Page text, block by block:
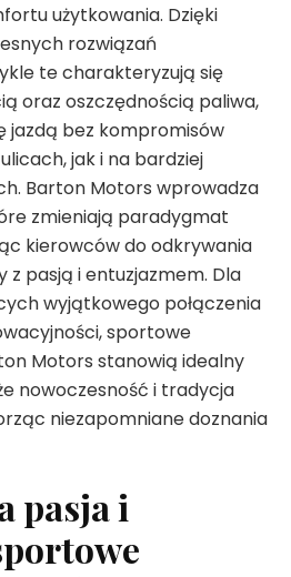
użytkowania. Dzięki
rozwiązań
te charakteryzują się
oraz oszczędnością paliwa,
jazdą bez kompromisów
jak i na bardziej
Barton Motors wprowadza
zmieniają paradygmat
kierowców do odkrywania
z pasją i entuzjazmem. Dla
wyjątkowego połączenia
sportowe
Motors stanowią idealny
nowoczesność i tradycja
niezapomniane doznania
pasja i